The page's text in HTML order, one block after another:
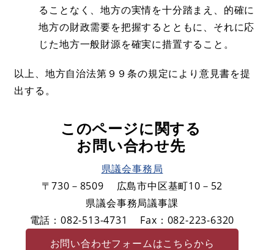
ることなく、地方の実情を十分踏まえ、的確に
地方の財政需要を把握するとともに、それに応
じた地方一般財源を確実に措置すること。
以上、地方自治法第９９条の規定により意見書を提
出する。
このページに関する
お問い合わせ先
県議会事務局
〒730－8509
広島市中区基町10－52
県議会事務局議事課
電話：082-513-4731
Fax：082-223-6320
お問い合わせフォームはこちらから